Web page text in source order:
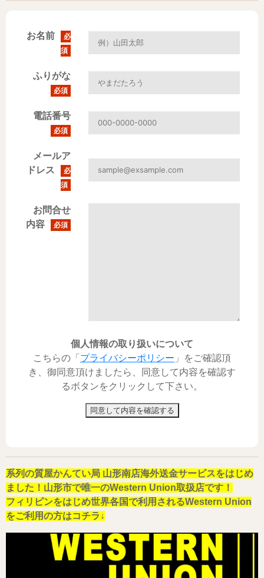
お名前
必
須
ふりがな
必須
電話番号
必須
メールア
ドレス
必
須
お問合せ
内容
必須
個人情報の取り扱いについて
こちらの「 プライバシーポリシー 」をご確認頂
き、御同意頂けましたら、同意して内容を確認す
るボタンをクリックして下さい。
同意して内容を確認する
系列の質屋かんてい局 山形南店海外送金サービスをはじめ
ました！山形市で唯一のWestern Union取扱店です！
フィリピンをはじめ世界各国で利用されるWestern Union
をご利用の方はコチラ↓